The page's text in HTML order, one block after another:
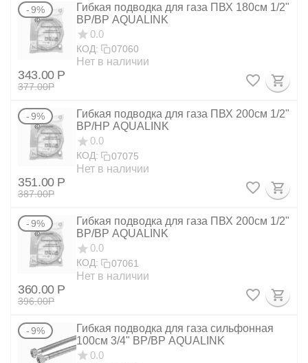
9%
Гибкая подводка для газа ПВХ 180см 1/2"
ВР/ВР AQUALINK
0.0
КОД: 07060
Нет в наличии
343.00 Р
377.00Р
9%
Гибкая подводка для газа ПВХ 200см 1/2"
ВР/НР AQUALINK
0.0
КОД: 07075
Нет в наличии
351.00 Р
387.00Р
9%
Гибкая подводка для газа ПВХ 200см 1/2"
ВР/ВР AQUALINK
0.0
КОД: 07061
Нет в наличии
360.00 Р
396.00Р
9%
Гибкая подводка для газа сильфонная
100см 3/4" ВР/ВР AQUALINK
0.0